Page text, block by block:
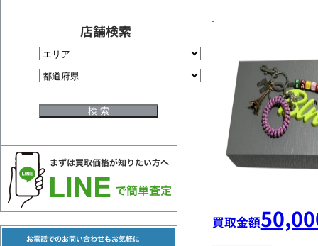
店舗検索
買取金額